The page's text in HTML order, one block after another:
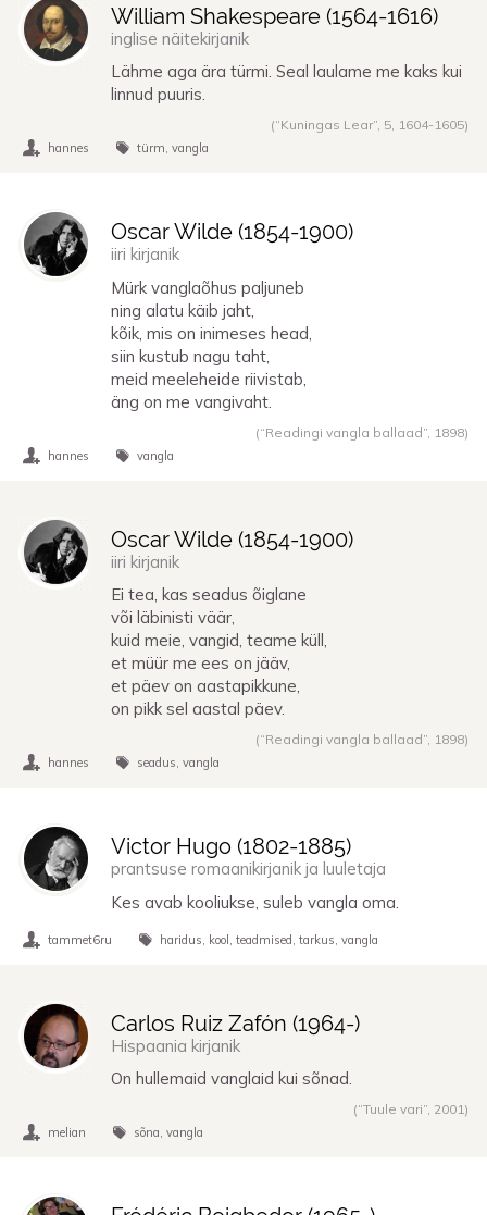
William Shakespeare (1564-1616)
inglise näitekirjanik
Lähme aga ära türmi. Seal laulame me kaks kui
linnud puuris.
(“Kuningas Lear”, 5, 1604- 1605)
hannes türm vangla
Oscar Wilde (1854-1900)
iiri kirjanik
Mürk vanglaõhus paljuneb
ning alatu käib jaht,
kõik, mis on inimeses head,
siin kustub nagu taht,
meid meeleheide riivistab,
äng on me vangivaht.
(“Readingi vangla ballaad”, 1898)
hannes vangla
Oscar Wilde (1854-1900)
iiri kirjanik
Ei tea, kas seadus õiglane
või läbinisti väär,
kuid meie, vangid, teame küll,
et müür me ees on jääv,
et päev on aastapikkune,
on pikk sel aastal päev.
(“Readingi vangla ballaad”, 1898)
hannes seadus vangla
Victor Hugo (1802-1885)
prantsuse romaanikirjanik ja luuletaja
Kes avab kooliukse, suleb vangla oma.
tammet6ru haridus kool teadmised tarkus vangla
Carlos Ruiz Zafón (1964-)
Hispaania kirjanik
On hullemaid vanglaid kui sõnad.
(“Tuule vari”, 2001)
melian sõna vangla